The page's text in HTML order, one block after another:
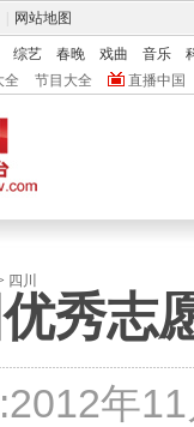
网站地图
综艺 春晚 戏曲 音乐
全 节目大全 直播中国
四川
秀志
2012年